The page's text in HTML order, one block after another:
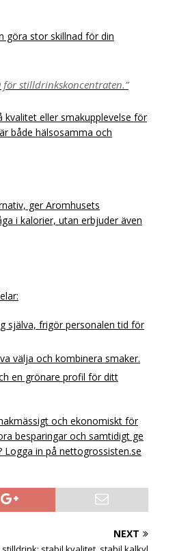
göra stor skillnad för din
stilldrinkskoncentraten.”
eller smakupplevelse för
både hälsosamma och
ger Aromhusets
i kalorier, utan erbjuder även
själva, frigör personalen tid för
välja och kombinera smaker.
en grönare profil för ditt
och ekonomiskt för
besparingar och samtidigt ge
Logga in på nettogrossisten.se
NEXT